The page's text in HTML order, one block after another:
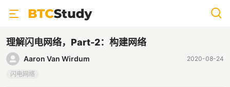
理解闪电网络，Part-2：构建网络
Aaron Van Wirdum
2020-08-24
闪电网络